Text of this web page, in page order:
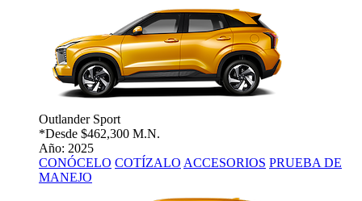
Outlander Sport
*Desde $462,300 M.N.
Año: 2025
CONÓCELO COTÍZALO ACCESORIOS PRUEBA DE
MANEJO